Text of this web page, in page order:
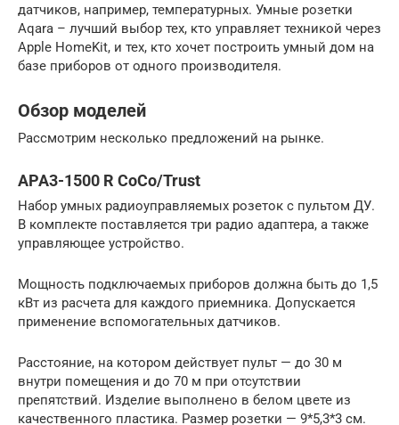
датчиков, например, температурных. Умные розетки
Aqara – лучший выбор тех, кто управляет техникой через
Apple HomeKit, и тех, кто хочет построить умный дом на
базе приборов от одного производителя.
Обзор моделей
Рассмотрим несколько предложений на рынке.
APA3-1500 R CoCo/Trust
Набор умных радиоуправляемых розеток с пультом ДУ.
В комплекте поставляется три радио адаптера, а также
управляющее устройство.
Мощность подключаемых приборов должна быть до 1,5
кВт из расчета для каждого приемника. Допускается
применение вспомогательных датчиков.
Расстояние, на котором действует пульт — до 30 м
внутри помещения и до 70 м при отсутствии
препятствий. Изделие выполнено в белом цвете из
качественного пластика. Размер розетки — 9*5,3*3 см.